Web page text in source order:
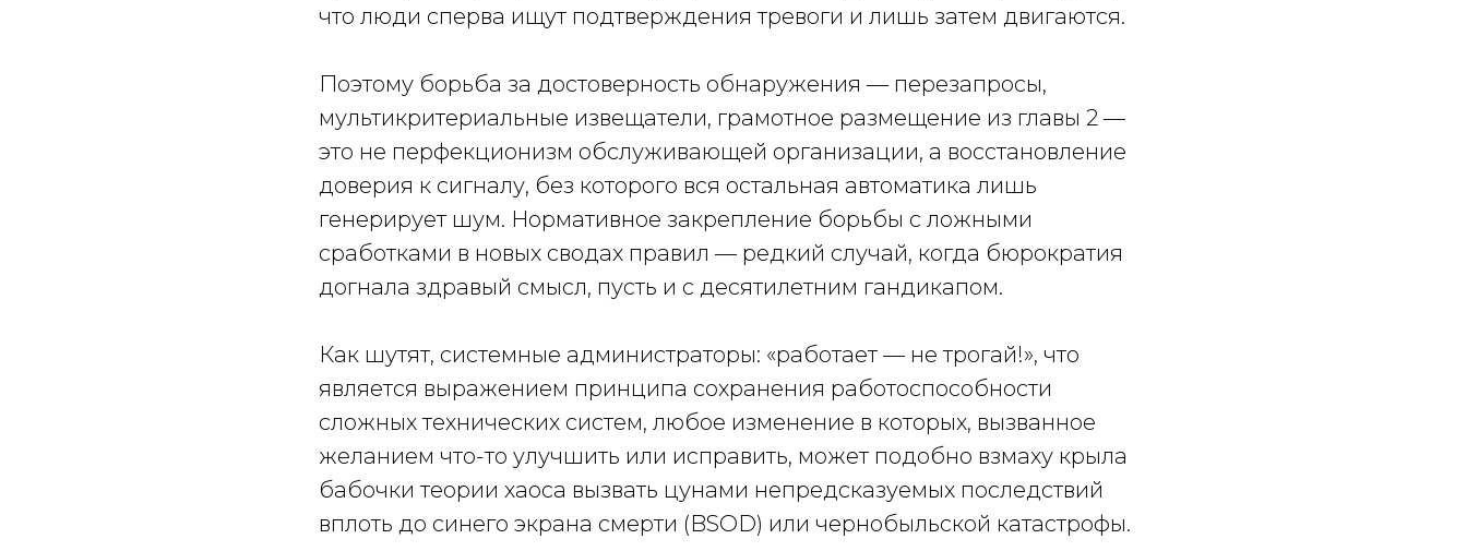
что люди сперва ищут подтверждения тревоги и лишь затем двигаются.
Поэтому борьба за достоверность обнаружения — перезапросы,
мультикритериальные извещатели, грамотное размещение из главы 2 —
это не перфекционизм обслуживающей организации, а восстановление
доверия к сигналу, без которого вся остальная автоматика лишь
генерирует шум. Нормативное закрепление борьбы с ложными
сработками в новых сводах правил — редкий случай, когда бюрократия
догнала здравый смысл, пусть и с десятилетним гандикапом.
Как шутят, системные администраторы: «работает — не трогай!», что
является выражением принципа сохранения работоспособности
сложных технических систем, любое изменение в которых, вызванное
желанием что-то улучшить или исправить, может подобно взмаху крыла
бабочки теории хаоса вызвать цунами непредсказуемых последствий
вплоть до синего экрана смерти (BSOD) или чернобыльской катастрофы.